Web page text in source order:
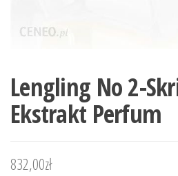
Lengling No 2-
Ekstrakt Perfum
832,00zł